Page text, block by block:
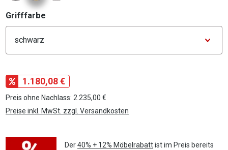
Grifffarbe
1.180,08 €
Preis ohne Nachlass: 2.235,00 €
Preise inkl. MwSt. zzgl. Versandkosten
Der40% + 12% Möbelrabattist im Preis bereits